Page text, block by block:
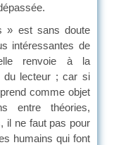
» est sans doute
intéressantes de
renvoie à la
du lecteur ; car si
comme objet
entre théories,
il ne faut pas pour
humains qui font